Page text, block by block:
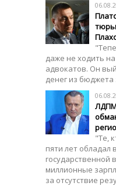
даже не ходить
адвокатов. Он
денег из бюджета
ЛДПМ
"Те,
пяти лет обладал
государственной
миллионные
за отсутствие